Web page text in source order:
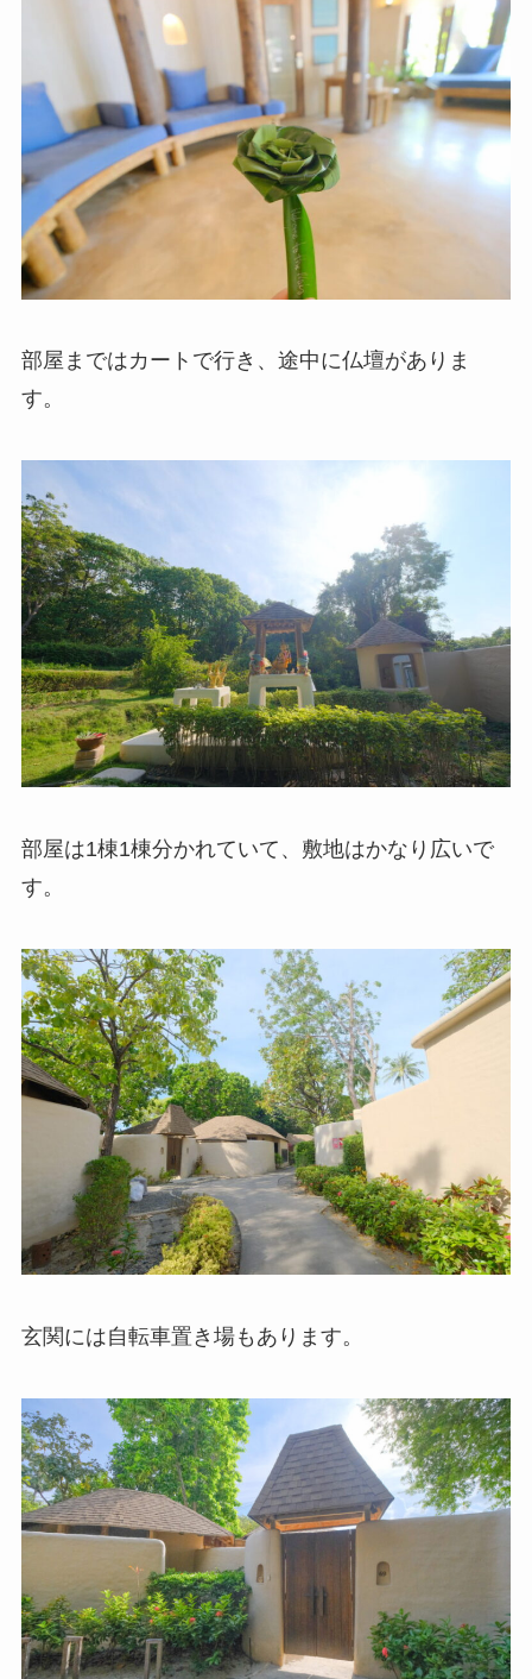
部屋まではカートで行き、途中に仏壇がありま
す。
部屋は1棟1棟分かれていて、敷地はかなり広いで
す。
玄関には自転車置き場もあります。